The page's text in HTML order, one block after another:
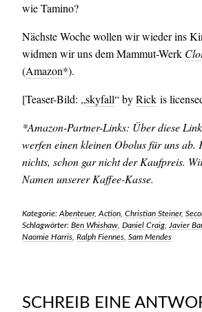
wie Tamino?
Nächste Woche wollen wir wieder ins
widmen wir uns dem Mammut-Werk
(Amazon*).
[Teaser-Bild: „skyfall“ byRick is
*Amazon-Partner-Links: Über diese
werfen einen kleinen Obolus für uns ab.
nichts, schon gar nicht der Kaufpreis.
Namen unserer Kaffee-Kasse.
Kategorie: Abenteuer, Action, Christian Steiner,
Schlagwörter: Ben Whishaw, Daniel Craig, Javier
Naomie Harris, Ralph Fiennes, Sam Mendes
SCHREIB EINE